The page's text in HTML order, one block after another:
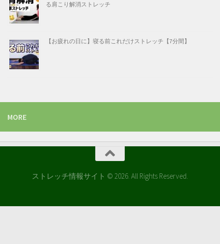
る肩こり解消ストレッチ
【お疲れの日に】寝る前これだけストレッチ【7分間】
MORE
ストレッチ情報サイト © 2026. All Rights Reserved.